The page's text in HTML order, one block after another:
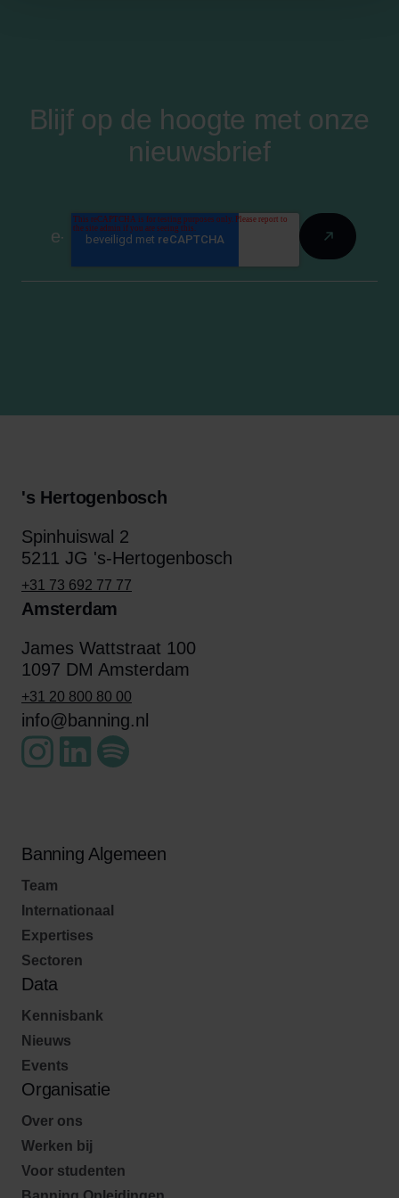
Blijf op de hoogte met onze
nieuwsbrief
's Hertogenbosch
Spinhuiswal 2
5211 JG 's-Hertogenbosch
+31 73 692 77 77
Amsterdam
James Wattstraat 100
1097 DM Amsterdam
+31 20 800 80 00
info@banning.nl
Banning Algemeen
Team
Internationaal
Expertises
Sectoren
Data
Kennisbank
Nieuws
Events
Organisatie
Over ons
Werken bij
Voor studenten